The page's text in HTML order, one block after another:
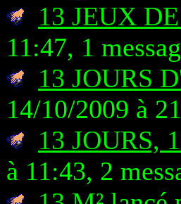
13 JEUX
11:47, 1
13 JOURS
14/10/2009 à
13 JOURS,
à 11:43, 2